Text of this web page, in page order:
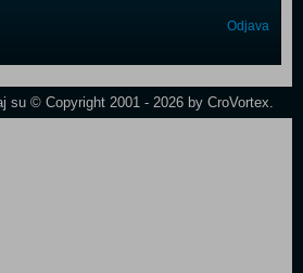
Odjava
su © Copyright 2001 - 2026 by CroVortex.